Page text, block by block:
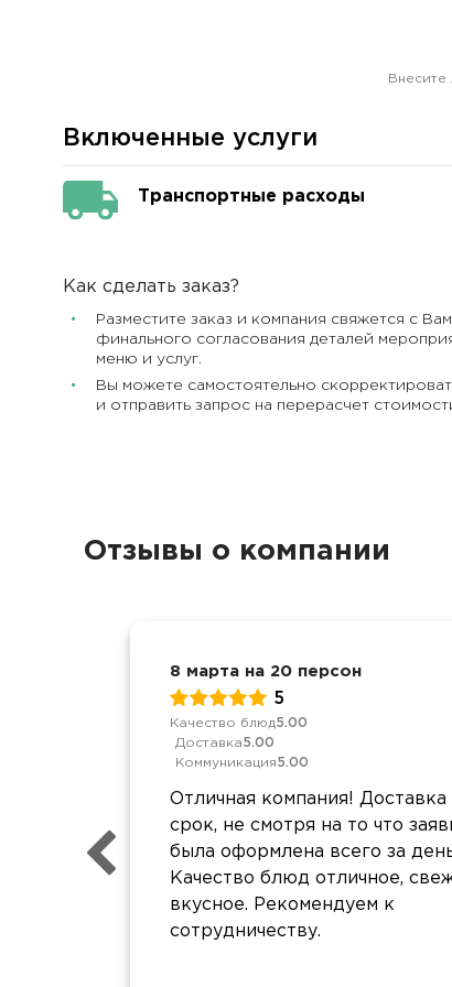
Включенные услуги
Транспортные расходы
Как сделать заказ?
Разместите заказ и компания свяжется с
финального согласования деталей
меню и услуг.
Вы можете самостоятельно
и отправить запрос на перерасчет
Отзывы о компании
8 марта на 20 персон
5
Качество блюд5.00
Доставка5.00
Коммуникация5.00
Отличная компания! Доставка
срок, не смотря на то что
была оформлена всего за
Качество блюд отличное,
вкусное. Рекомендуем к
сотрудничеству.